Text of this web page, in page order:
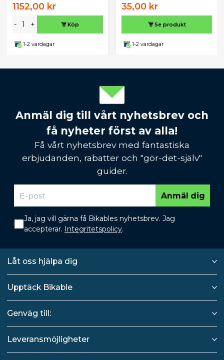
1152,00 kr
- + Köp
1-2 vardagar
35,00 kr
Se produkt
1-2 vardagar
Anmäl dig till vårt nyhetsbrev och
få nyheter först av alla!
Få vårt nyhetsbrev med fantastiska
erbjudanden, rabatter och "gör-det-själv"
guider.
Anmäl dig
Ja, jag vill gärna få Bikables nyhetsbrev. Jag
accepterar. Integritetspolicy.
Låt oss hjälpa dig
Upptäck Bikable
Genväg till:
Leveransmöjligheter